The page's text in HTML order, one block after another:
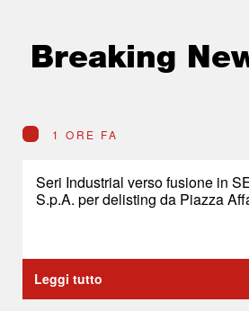
Breaking
1 ORE FA
Seri Industrial verso fusione in
S.p.A. per delisting da Piazza
Leggi tutto